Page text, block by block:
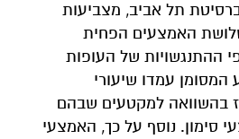
תל אביב, מצביעות
האמצעים הפחית
ההתנגשויות של העופות
עמדו שיעורי
על 51 אחוז בהשוואה למקטעים שבהם
סימון. נוסף על כך, האמצעי